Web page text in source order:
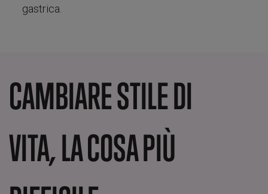
gastrica.
CAMBIARE STILE DI
VITA, LA COSA PIÙ